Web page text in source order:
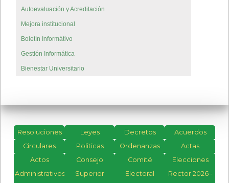
Autoevaluación y Acreditación
Mejora institucional
Boletín Informátivo
Gestión Informática
Bienestar Universitario
Resoluciones
Resoluciónes
2026
Resoluciónes
Leyes Decretos
Acuerdos
Acuerdos
2026
Acuerdos
Circulares Politicas Ordenanzas
Actas
Actos
Administrativos
Consejo
Superior
Comité
Electoral
Elecciones
Rector 2026 -